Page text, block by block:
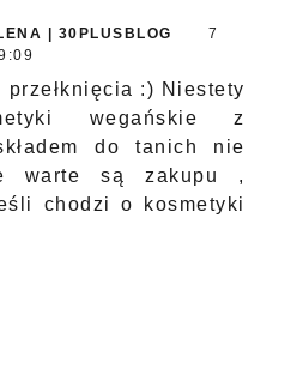
| 30PLUSBLOG
7
przełknięcia :) Niestety
wegańskie z
do tanich nie
warte są zakupu ,
chodzi o kosmetyki